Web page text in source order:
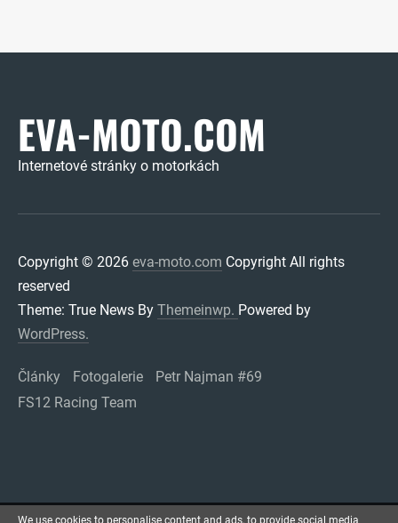
EVA-MOTO.COM
Internetové stránky o motorkách
Copyright © 2026 eva-moto.com Copyright All rights
reserved
Theme: True News By Themeinwp. Powered by
WordPress.
Články Fotogalerie
Petr Najman #69
FS12 Racing Team
We use cookies to personalise content and ads, to provide social media